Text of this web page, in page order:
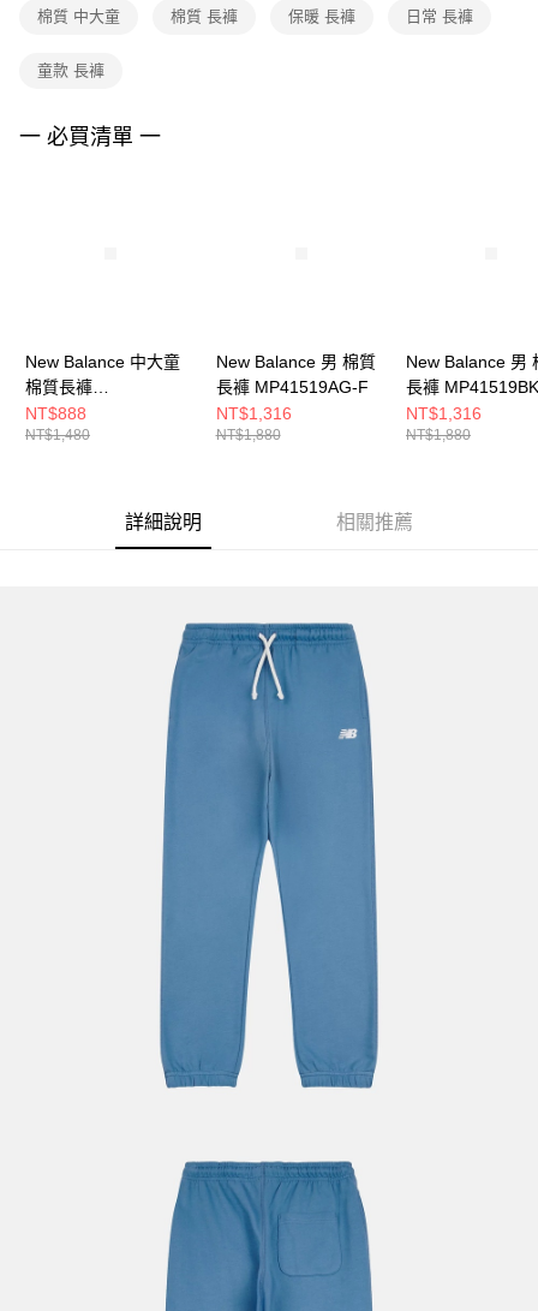
權轉讓予恩沛科技股份有限公司。
３．未成年的使用者請事先徵得法定代理人或監護人之同意方可使用
４．使用「AFTEE先享後付」時，將依據個別帳號之用戶狀況，依本公司即
棉質 中大童 棉質 長褲 保暖 長褲 日常 長褲
童款 長褲
一 必買清單 一
New Balance 中大童
棉質長褲
LAKG0058MCN-F
NT$888
NT$1,480
New Balance 男 棉質
長褲 MP41519AG-F
NT$1,316
NT$1,880
New Balance 男
長褲
NT$1,316
NT$1,880
詳細說明 相關推薦